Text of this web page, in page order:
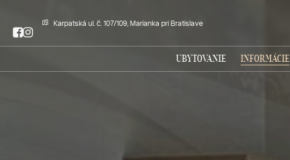
Karpatská ul. č. 107/109, Marianka pri Bratislave
UBYTOVANIE INFORMÁCIE